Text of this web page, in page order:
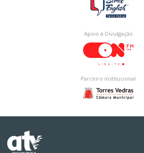
Apoio à Divulgação
Parceiro institucional